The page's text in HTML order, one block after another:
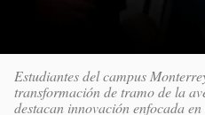
Estudiantes del campus
transformación de tramo de la
destacan innovación enfocada en